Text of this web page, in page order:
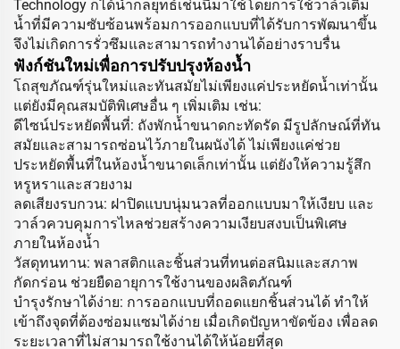
Technology ก็ได้นำกลยุทธ์เช่นนี้มาใช้โดยการใช้วาล์วเติม
น้ำที่มีความซับซ้อนพร้อมการออกแบบที่ได้รับการพัฒนาขึ้น
จึงไม่เกิดการรั่วซึมและสามารถทำงานได้อย่างราบรื่น
ฟังก์ชันใหม่เพื่อการปรับปรุงห้องน้ำ
โถสุขภัณฑ์รุ่นใหม่และทันสมัยไม่เพียงแค่ประหยัดน้ำเท่านั้น
แต่ยังมีคุณสมบัติพิเศษอื่น ๆ เพิ่มเติม เช่น:
ดีไซน์ประหยัดพื้นที่: ถังพักน้ำขนาดกะทัดรัด มีรูปลักษณ์ที่ทัน
สมัยและสามารถซ่อนไว้ภายในผนังได้ ไม่เพียงแค่ช่วย
ประหยัดพื้นที่ในห้องน้ำขนาดเล็กเท่านั้น แต่ยังให้ความรู้สึก
หรูหราและสวยงาม
ลดเสียงรบกวน: ฝาปิดแบบนุ่มนวลที่ออกแบบมาให้เงียบ และ
วาล์วควบคุมการไหลช่วยสร้างความเงียบสงบเป็นพิเศษ
ภายในห้องน้ำ
วัสดุทนทาน: พลาสติกและชิ้นส่วนที่ทนต่อสนิมและสภาพ
กัดกร่อน ช่วยยืดอายุการใช้งานของผลิตภัณฑ์
บำรุงรักษาได้ง่าย: การออกแบบที่ถอดแยกชิ้นส่วนได้ ทำให้
เข้าถึงจุดที่ต้องซ่อมแซมได้ง่าย เมื่อเกิดปัญหาขัดข้อง เพื่อลด
ระยะเวลาที่ไม่สามารถใช้งานได้ให้น้อยที่สุด